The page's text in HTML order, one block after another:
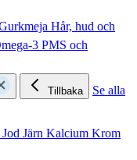
Hår, hud och
3 PMS och
Tillbaka
Se alla
Jod Järn Kalcium Krom